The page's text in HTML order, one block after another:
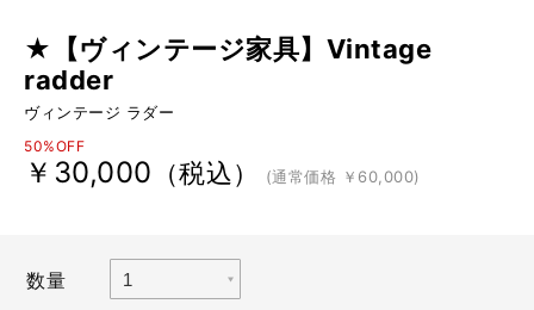
★【ヴィンテージ家具】Vintage
radder
ヴィンテージ ラダー
50%OFF
￥30,000 （税込） (通常価格 ￥60,000)
数量